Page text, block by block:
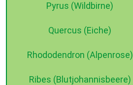
Pyrus (Wildbirne)
Quercus (Eiche)
Rhododendron (Alpenrose)
Ribes (Blutjohannisbeere)